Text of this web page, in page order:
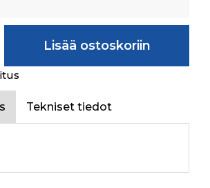
Lisää ostoskoriin
Tekniset tiedot